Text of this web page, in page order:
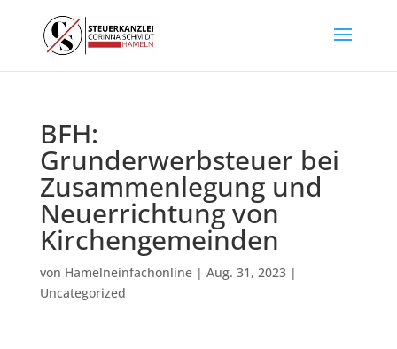
BFH:
Grunderwerbsteuer bei
Zusammenlegung und
Neuerrichtung von
Kirchengemeinden
von Hamelneinfachonline| Aug. 31, 2023|
Uncategorized